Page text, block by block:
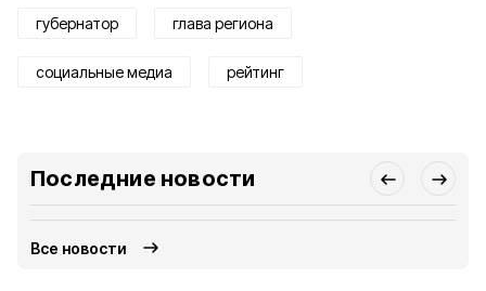
губернатор глава региона
социальные медиа рейтинг
Последние новости
Все новости